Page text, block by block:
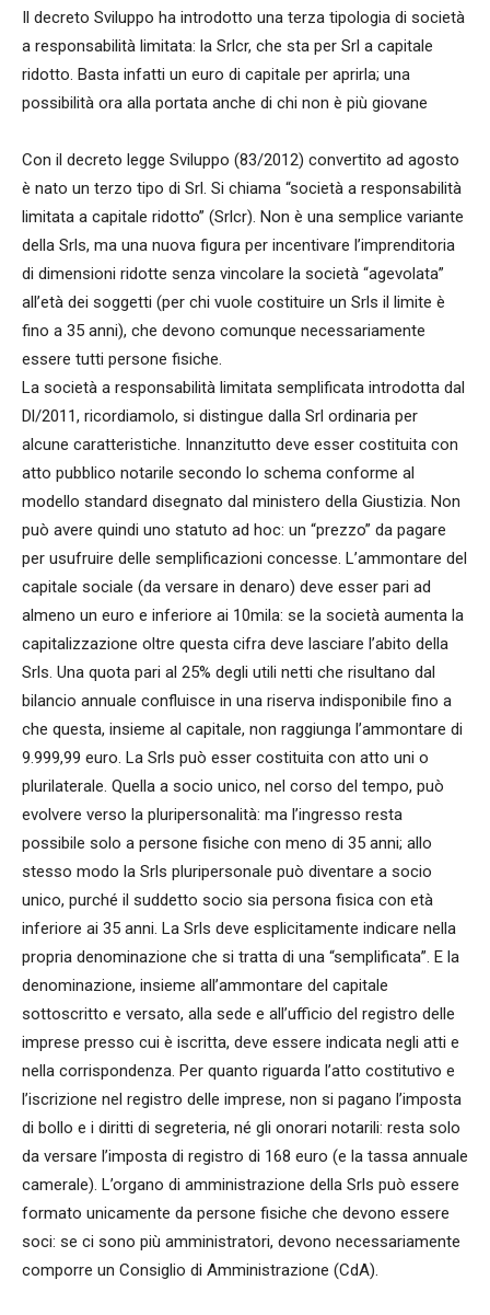
Il decreto Sviluppo ha introdotto una terza tipologia di società
a responsabilità limitata: la Srlcr, che sta per Srl a capitale
ridotto. Basta infatti un euro di capitale per aprirla; una
possibilità ora alla portata anche di chi non è più giovane
Con il decreto legge Sviluppo (83/2012) convertito ad agosto
è nato un terzo tipo di Srl. Si chiama “società a responsabilità
limitata a capitale ridotto” (Srlcr). Non è una semplice variante
della Srls, ma una nuova figura per incentivare l’imprenditoria
di dimensioni ridotte senza vincolare la società “agevolata”
all’età dei soggetti (per chi vuole costituire un Srls il limite è
fino a 35 anni), che devono comunque necessariamente
essere tutti persone fisiche.
La società a responsabilità limitata semplificata introdotta dal
Dl/2011, ricordiamolo, si distingue dalla Srl ordinaria per
alcune caratteristiche. Innanzitutto deve esser costituita con
atto pubblico notarile secondo lo schema conforme al
modello standard disegnato dal ministero della Giustizia. Non
può avere quindi uno statuto ad hoc: un “prezzo” da pagare
per usufruire delle semplificazioni concesse. L’ammontare del
capitale sociale (da versare in denaro) deve esser pari ad
almeno un euro e inferiore ai 10mila: se la società aumenta la
capitalizzazione oltre questa cifra deve lasciare l’abito della
Srls. Una quota pari al 25% degli utili netti che risultano dal
bilancio annuale confluisce in una riserva indisponibile fino a
che questa, insieme al capitale, non raggiunga l’ammontare di
9.999,99 euro. La Srls può esser costituita con atto uni o
plurilaterale. Quella a socio unico, nel corso del tempo, può
evolvere verso la pluripersonalità: ma l’ingresso resta
possibile solo a persone fisiche con meno di 35 anni; allo
stesso modo la Srls pluripersonale può diventare a socio
unico, purché il suddetto socio sia persona fisica con età
inferiore ai 35 anni. La Srls deve esplicitamente indicare nella
propria denominazione che si tratta di una “semplificata”. E la
denominazione, insieme all’ammontare del capitale
sottoscritto e versato, alla sede e all’ufficio del registro delle
imprese presso cui è iscritta, deve essere indicata negli atti e
nella corrispondenza. Per quanto riguarda l’atto costitutivo e
l’iscrizione nel registro delle imprese, non si pagano l’imposta
di bollo e i diritti di segreteria, né gli onorari notarili: resta solo
da versare l’imposta di registro di 168 euro (e la tassa annuale
camerale). L’organo di amministrazione della Srls può essere
formato unicamente da persone fisiche che devono essere
soci: se ci sono più amministratori, devono necessariamente
comporre un Consiglio di Amministrazione (CdA).